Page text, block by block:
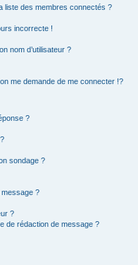
liste des membres connectés ?
incorrecte !
nom d’utilisateur ?
me demande de me connecter !?
?
sondage ?
message ?
?
de rédaction de message ?